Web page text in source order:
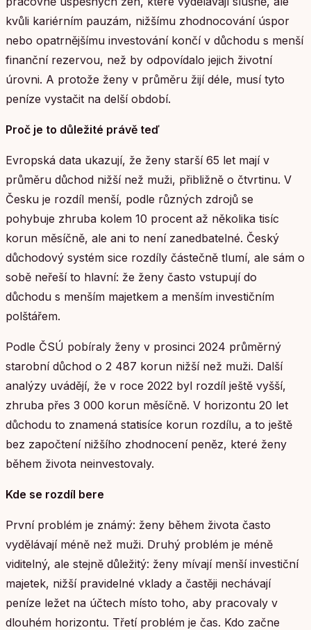
kvůli kariérním pauzám, nižšímu zhodnocování úspor
nebo opatrnějšímu investování končí v důchodu s menší
finanční rezervou, než by odpovídalo jejich životní
úrovni. A protože ženy v průměru žijí déle, musí tyto
peníze vystačit na delší období.
Proč je to důležité právě teď
Evropská data ukazují, že ženy starší 65 let mají v
průměru důchod nižší než muži, přibližně o čtvrtinu. V
Česku je rozdíl menší, podle různých zdrojů se
pohybuje zhruba kolem 10 procent až několika tisíc
korun měsíčně, ale ani to není zanedbatelné. Český
důchodový systém sice rozdíly částečně tlumí, ale sám o
sobě neřeší to hlavní: že ženy často vstupují do
důchodu s menším majetkem a menším investičním
polštářem.
Podle ČSÚ pobíraly ženy v prosinci 2024 průměrný
starobní důchod o 2 487 korun nižší než muži. Další
analýzy uvádějí, že v roce 2022 byl rozdíl ještě vyšší,
zhruba přes 3 000 korun měsíčně. V horizontu 20 let
důchodu to znamená statisíce korun rozdílu, a to ještě
bez započtení nižšího zhodnocení peněz, které ženy
během života neinvestovaly.
Kde se rozdíl bere
První problém je známý: ženy během života často
vydělávají méně než muži. Druhý problém je méně
viditelný, ale stejně důležitý: ženy mívají menší investiční
majetek, nižší pravidelné vklady a častěji nechávají
peníze ležet na účtech místo toho, aby pracovaly v
dlouhém horizontu. Třetí problém je čas. Kdo začne